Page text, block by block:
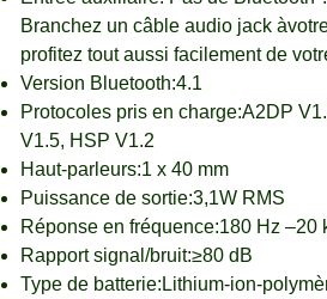
Branchez un câble audio jack
profitez tout aussi facilement de
Version Bluetooth:4.1
Protocoles pris en charge:A2DP
V1.5, HSP V1.2
Haut-parleurs:1 x 40 mm
Puissance de sortie:3,1W RMS
Réponse en fréquence:180 Hz –20
Rapport signal/bruit:≥80 dB
Type de batterie:Lithium-ion-